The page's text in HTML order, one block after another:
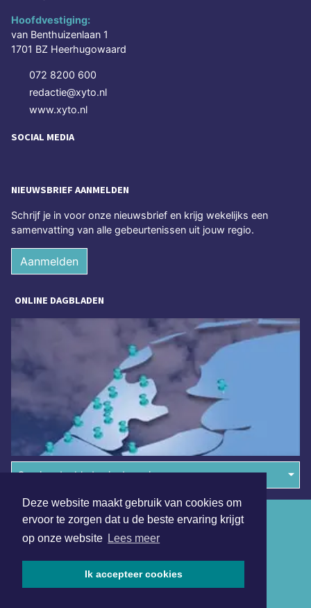
Deze website maakt gebruik van cookies om
ervoor te zorgen dat u de beste ervaring krijgt
op onze website Lees meer
Ik accepteer cookies
Hoofdvestiging:
van Benthuizenlaan 1
1701 BZ Heerhugowaard
072 8200 600
redactie@xyto.nl
www.xyto.nl
SOCIAL MEDIA
NIEUWSBRIEF AANMELDEN
Schrijf je in voor onze nieuwsbrief en krijg wekelijks een
samenvatting van alle gebeurtenissen uit jouw regio.
Aanmelden
ONLINE DAGBLADEN
Overige dagbladen in de regio
Algemene voorwaarden
Disclaimer